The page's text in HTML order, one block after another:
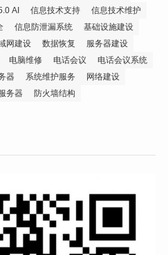
AI 信息技术支持
信息技术维护
信息防泄漏系统
基础设施建设
网建设 数据恢复
服务器建设
电脑维修 电话会议
电话会议系统
器 系统维护服务
网络建设
务器 防火墙结构